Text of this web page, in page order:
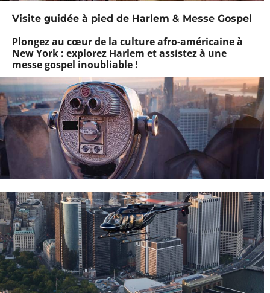
Visite guidée à pied de Harlem & Messe Gospel
Plongez au cœur de la culture afro-américaine à
New York : explorez Harlem et assistez à une
messe gospel inoubliable !
ici